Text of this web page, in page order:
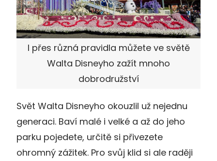
I přes různá pravidla můžete ve světě
Walta Disneyho zažít mnoho
dobrodružství
Svět Walta Disneyho okouzlil už nejednu
generaci. Baví malé i velké a až do jeho
parku pojedete, určitě si přivezete
ohromný zážitek. Pro svůj klid si ale raději